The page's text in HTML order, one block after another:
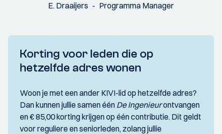
E. Draaijers Programma Manager
Korting voor leden die op
hetzelfde adres wonen
Woon je met een ander KIVI-lid op hetzelfde adres?
Dan kunnen jullie samen één De Ingenieurontvangen
en € 85,00 korting krijgen op één contributie. Dit geldt
voor reguliere en seniorleden, zolang jullie